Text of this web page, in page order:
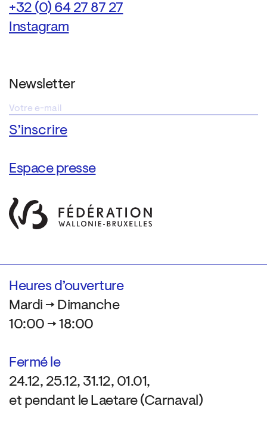
+32 (0) 64 27 87 27
Instagram
Newsletter
Espace presse
Heures d’ouverture
Mardi → Dimanche
10:00 → 18:00
Fermé le
24.12, 25.12, 31.12, 01.01,
et pendant le Laetare (Carnaval)